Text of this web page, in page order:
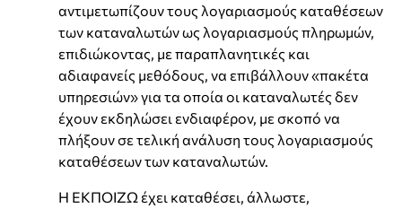
αντιμετωπίζουν τους λογαριασμούς καταθέσεων
των καταναλωτών ως λογαριασμούς πληρωμών,
επιδιώκοντας, με παραπλανητικές και
αδιαφανείς μεθόδους, να επιβάλλουν «πακέτα
υπηρεσιών» για τα οποία οι καταναλωτές δεν
έχουν εκδηλώσει ενδιαφέρον, με σκοπό να
πλήξουν σε τελική ανάλυση τους λογαριασμούς
καταθέσεων των καταναλωτών.
Η ΕΚΠΟΙΖΩ έχει καταθέσει, άλλωστε,